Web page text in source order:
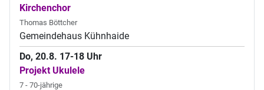
Kirchenchor
Thomas Böttcher
Gemeindehaus Kühnhaide
Do, 20.8. 17-18 Uhr
Projekt Ukulele
7 - 70-jährige